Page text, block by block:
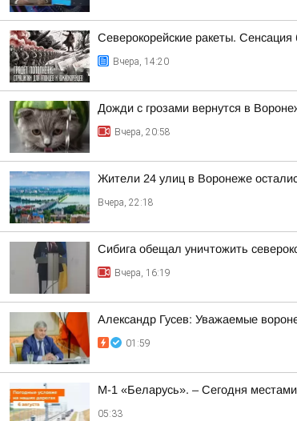
Северокорейские ракеты. Сенсация
Вчера, 14:20
Дожди с грозами вернутся в
Вчера, 20:58
Жители 24 улиц в Воронеже
Вчера, 22:18
Сибига обещал уничтожить
Вчера, 16:19
Александр Гусев: Уважаемые
01:59
М-1 «Беларусь». – Сегодня
05:33